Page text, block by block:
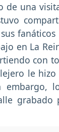
de una
en La
con
le
embargo,
grabado